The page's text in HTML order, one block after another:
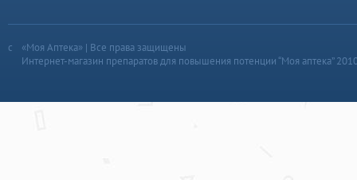
«Моя Аптека» | Все права защищены
Интернет-магазин препаратов для повышения потенции “Моя аптека”